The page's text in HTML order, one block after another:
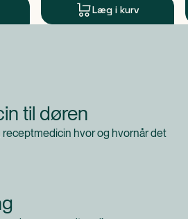
Læg i kurv
til døren
hvor og hvornår det